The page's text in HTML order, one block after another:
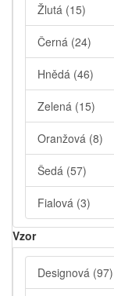
Žlutá (15)
Černá (24)
Hnědá (46)
Zelená (15)
Oranžová (8)
Šedá (57)
Fialová (3)
Vzor
Designová (97)